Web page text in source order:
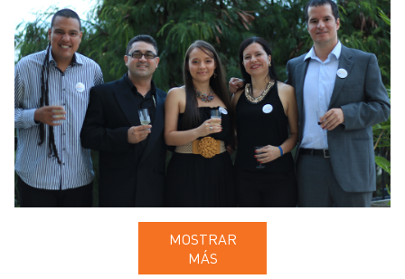
Cóctel Club de Amigos Somos Pacífico
MOSTRAR
MÁS